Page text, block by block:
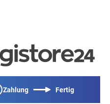
Zahlung Fertig